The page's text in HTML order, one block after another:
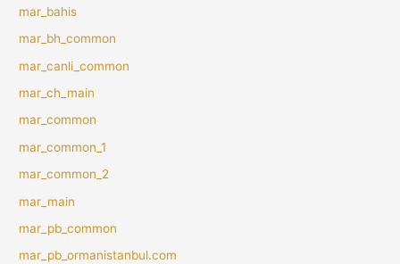
mar_bahis
mar_bh_common
mar_canli_common
mar_ch_main
mar_common
mar_common_1
mar_common_2
mar_main
mar_pb_common
mar_pb_ormanistanbul.com